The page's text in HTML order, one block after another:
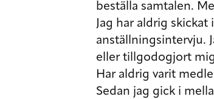
beställa samtalen.
Jag har aldrig
anställningsintervju.
eller tillgodogjort
Har aldrig varit
Sedan jag gick i